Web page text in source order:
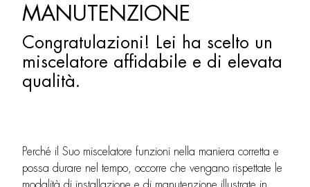
MANUTENZIONE
Congratulazioni! Lei ha scelto un
miscelatore afﬁdabile e di elevata
qualità.
Perché il Suo miscelatore funzioni nella maniera corretta e
possa durare nel tempo, occorre che vengano rispettate le